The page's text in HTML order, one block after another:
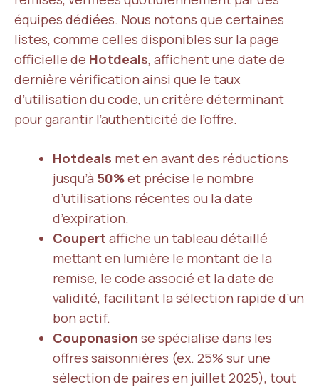
équipes dédiées. Nous notons que certaines
listes, comme celles disponibles sur la page
officielle de Hotdeals, affichent une date de
dernière vérification ainsi que le taux
d’utilisation du code, un critère déterminant
pour garantir l’authenticité de l’offre.
Hotdeals met en avant des réductions
jusqu’à 50%et précise le nombre
d’utilisations récentes ou la date
d’expiration.
Coupert affiche un tableau détaillé
mettant en lumière le montant de la
remise, le code associé et la date de
validité, facilitant la sélection rapide d’un
bon actif.
Couponasion se spécialise dans les
offres saisonnières (ex. 25% sur une
sélection de paires en juillet 2025), tout